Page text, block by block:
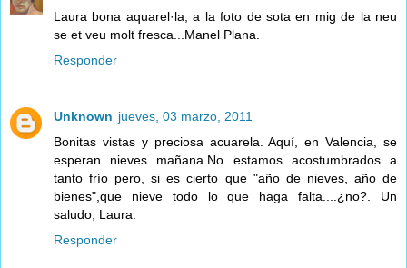
Laura bona aquarel·la, a la foto de sota en mig de la neu
se et veu molt fresca...Manel Plana.
Responder
Unknown jueves, 03 marzo, 2011
Bonitas vistas y preciosa acuarela. Aquí, en Valencia, se
esperan nieves mañana.No estamos acostumbrados a
tanto frío pero, si es cierto que "año de nieves, año de
bienes",que nieve todo lo que haga falta....¿no?. Un
saludo, Laura.
Responder